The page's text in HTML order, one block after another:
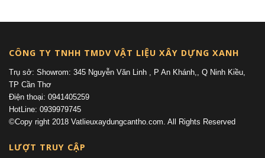
CÔNG TY TNHH TMDV VẬT LIỆU XÂY DỰNG XANH
Trụ sở: Showrom: 345 Nguyễn Văn Linh , P An Khánh,, Q Ninh Kiều,
TP Cần Thơ
Điện thoại: 0941405259
HotLine: 0939979745
©Copy right 2018 Vatlieuxaydungcantho.com. All Rights Reserved
LƯỢT TRUY CẬP